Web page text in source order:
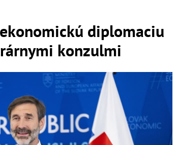
diplomaciu
konzulmi